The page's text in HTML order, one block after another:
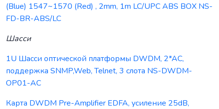
(Blue) 1547~1570 (Red) , 2mm, 1m LC/UPC ABS BOX NS-
FD-BR-ABS/LC
Шасси
1U Шасси оптической платформы DWDM, 2*AC,
поддержка SNMP,Web, Telnet, 3 слота NS-DWDM-
OP01-AC
Карта DWDM Pre-Amplifier EDFA, усиление 25dB,